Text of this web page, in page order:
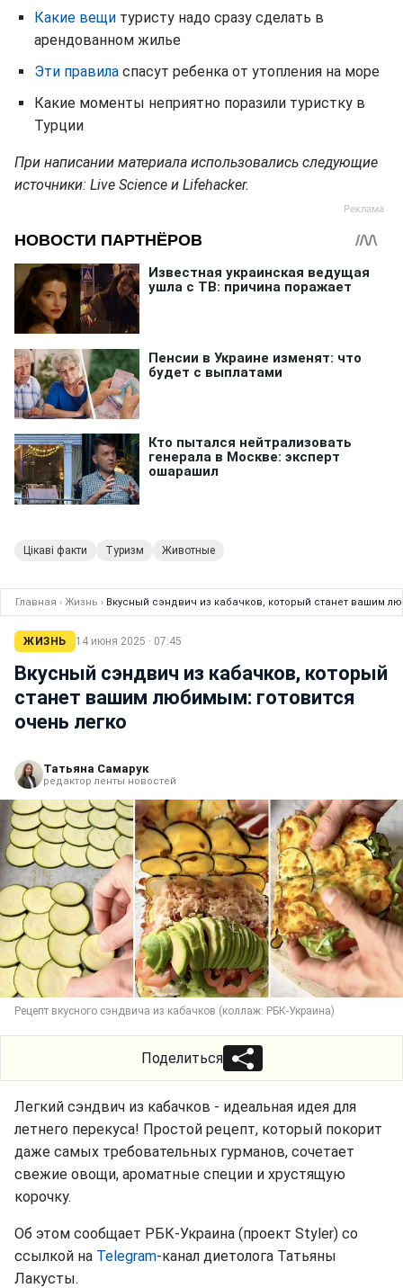
Какие вещи туристу надо сразу сделать в
арендованном жилье
Эти правила спасут ребенка от утопления на море
Какие моменты неприятно поразили туристку в
Турции
При написании материала использовались следующие
источники: Live Science и Lifehacker.
Цікаві факти Туризм Животные
Главная › Жизнь › Вкусный сэндвич из кабачков, который станет вашим
ЖИЗНЬ 14 июня 2025 · 07:45
Вкусный сэндвич из кабачков, который
станет вашим любимым: готовится
очень легко
Татьяна Самарук
редактор ленты новостей
Рецепт вкусного сэндвича из кабачков (коллаж: РБК-Украина)
Поделиться
Легкий сэндвич из кабачков - идеальная идея для
летнего перекуса! Простой рецепт, который покорит
даже самых требовательных гурманов, сочетает
свежие овощи, ароматные специи и хрустящую
корочку.
Об этом сообщает РБК-Украина (проект Styler) со
ссылкой на Telegram-канал диетолога Татьяны
Лакусты.